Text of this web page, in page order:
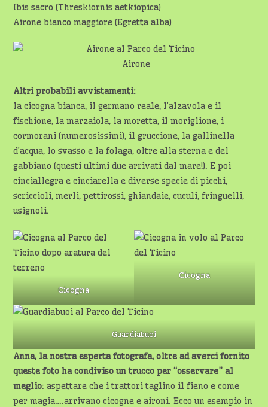
Ibis sacro (Threskiornis aetkiopica)
Airone bianco maggiore (Egretta alba)
Airone
Altri probabili avvistamenti:
la cicogna bianca, il germano reale, l’alzavola e il
fischione, la marzaiola, la moretta, il moriglione, i
cormorani (numerosissimi), il gruccione, la gallinella
d’acqua, lo svasso e la folaga, oltre alla sterna e del
gabbiano (questi ultimi due arrivati dal mare!). E poi
cinciallegra e cinciarella e diverse specie di picchi,
scriccioli, merli, pettirossi, ghiandaie, cuculi, fringuelli,
usignoli.
Cicogna
Cicogna
Guardiabuoi
Anna, la nostra esperta fotografa, oltre ad averci fornito
queste foto ha condiviso un trucco per “osservare” al
meglio: aspettare che i trattori taglino il fieno e come
per magia….arrivano cicogne e aironi. Ecco un esempio in